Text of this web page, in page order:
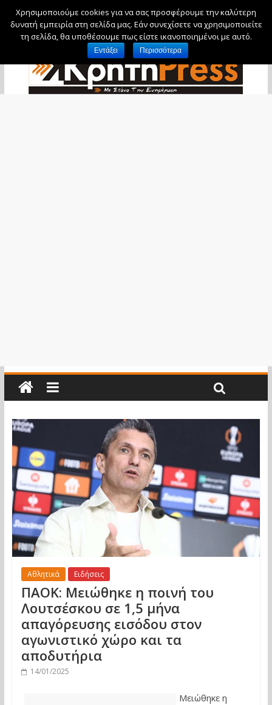
Πέμπτη, 6 Αυγούστου, 2026
Αθλητικά Ειδήσεις
ΠΑΟΚ: Μειώθηκε η ποινή του
Λουτσέσκου σε 1,5 μήνα
απαγόρευσης εισόδου στον
αγωνιστικό χώρο και τα
αποδυτήρια
14/01/2025
Μειώθηκε η
Χρησιμοποιούμε cookies για να σας προσφέρουμε την καλύτερη
δυνατή εμπειρία στη σελίδα μας. Εάν συνεχίσετε να χρησιμοποιείτε
τη σελίδα, θα υποθέσουμε πως είστε ικανοποιημένοι με αυτό.
Εντάξει Περισσότερα